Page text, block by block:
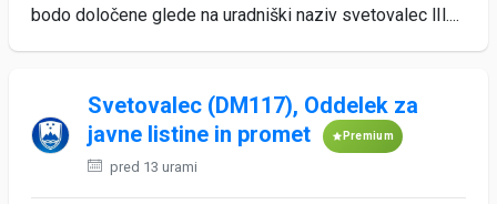
bodo določene glede na uradniški naziv svetovalec lIl....
Svetovalec (DM117), Oddelek za
javne listine in promet
Premium
pred 13 urami